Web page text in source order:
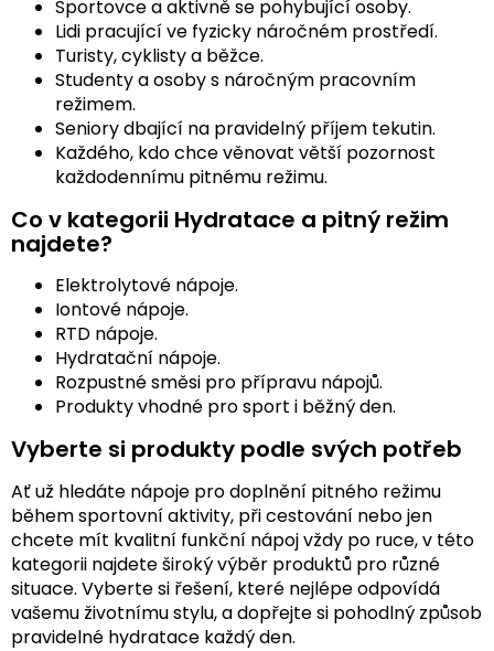
Sportovce a aktivně se pohybující osoby.
Lidi pracující ve fyzicky náročném prostředí.
Turisty, cyklisty a běžce.
Studenty a osoby s náročným pracovním
režimem.
Seniory dbající na pravidelný příjem tekutin.
Každého, kdo chce věnovat větší pozornost
každodennímu pitnému režimu.
Co v kategorii Hydratace a pitný režim
najdete?
Elektrolytové nápoje.
Iontové nápoje.
RTD nápoje.
Hydratační nápoje.
Rozpustné směsi pro přípravu nápojů.
Produkty vhodné pro sport i běžný den.
Vyberte si produkty podle svých potřeb
Ať už hledáte nápoje pro doplnění pitného režimu
během sportovní aktivity, při cestování nebo jen
chcete mít kvalitní funkční nápoj vždy po ruce, v této
kategorii najdete široký výběr produktů pro různé
situace. Vyberte si řešení, které nejlépe odpovídá
vašemu životnímu stylu, a dopřejte si pohodlný způsob
pravidelné hydratace každý den.